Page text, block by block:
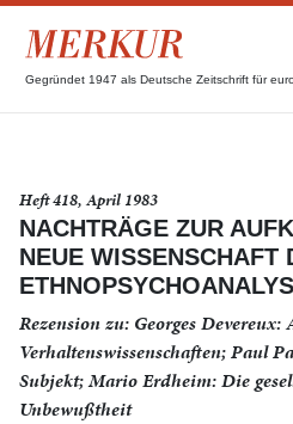
Gegründet 1947 als Deutsche Zeitschrift für
Heft 418, April 1983
NACHTRÄGE ZUR
NEUE WISSENSCHAFT
Rezension zu: Georges
Verhaltenswissenschaften; Paul
Subjekt; Mario Erdheim: Die
Unbewußtheit